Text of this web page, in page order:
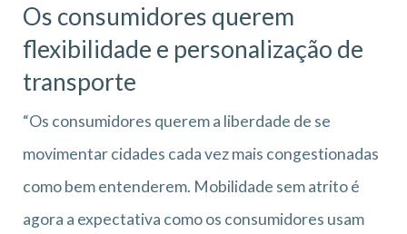
Os consumidores querem
flexibilidade e personalização de
transporte
“Os consumidores querem a liberdade de se
movimentar cidades cada vez mais congestionadas
como bem entenderem. Mobilidade sem atrito é
agora a expectativa como os consumidores usam